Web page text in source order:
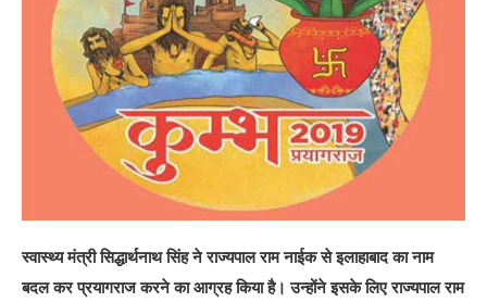
स्वास्थ्य मंत्री सिद्धार्थनाथ सिंह ने राज्यपाल राम नाईक से इलाहाबाद का नाम
बदल कर प्रयागराज करने का आग्रह किया है। उन्होंने इसके लिए राज्यपाल राम